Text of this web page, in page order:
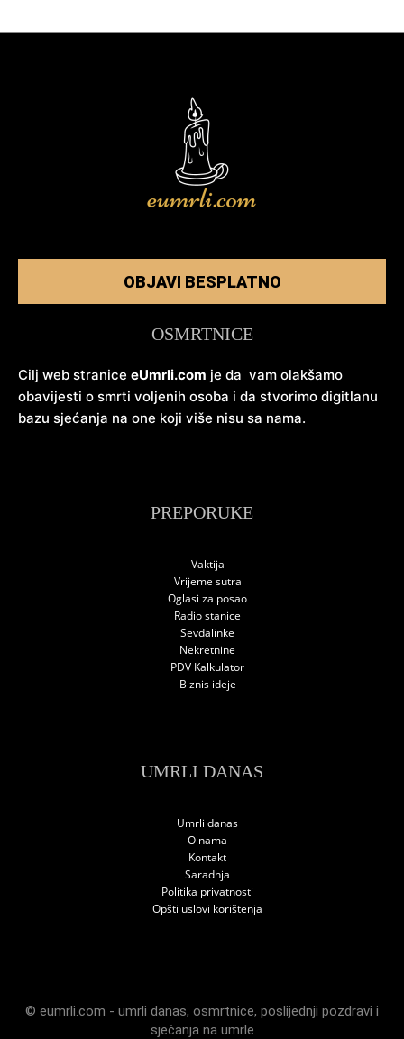
OBJAVI BESPLATNO
OSMRTNICE
Cilj web stranice eUmrli.com je da vam olakšamo
obavijesti o smrti voljenih osoba i da stvorimo digitlanu
bazu sjećanja na one koji više nisu sa nama.
PREPORUKE
Vaktija
Vrijeme sutra
Oglasi za posao
Radio stanice
Sevdalinke
Nekretnine
PDV Kalkulator
Biznis ideje
UMRLI DANAS
Umrli danas
O nama
Kontakt
Saradnja
Politika privatnosti
Opšti uslovi korištenja
© eumrli.com - umrli danas, osmrtnice, poslijednji pozdravi i
sjećanja na umrle